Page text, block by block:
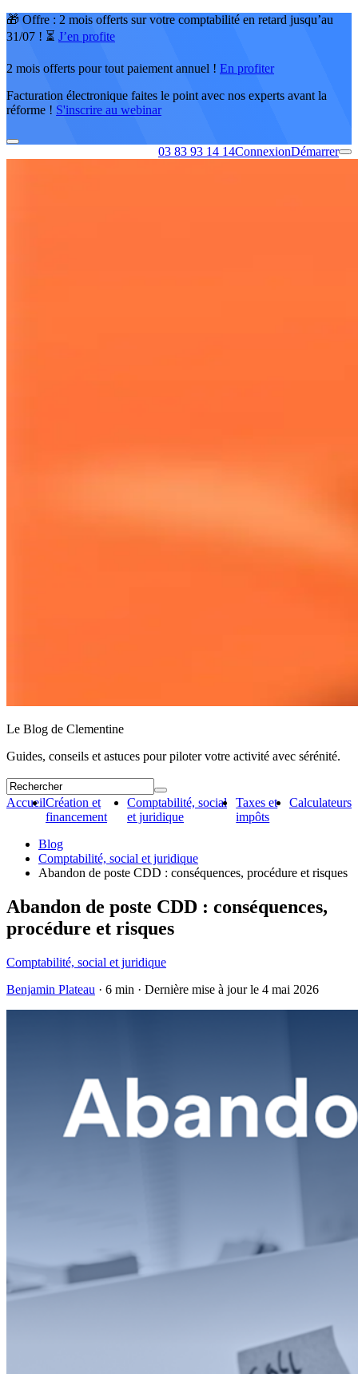
🎁 Offre : 2 mois offerts sur votre comptabilité en retard jusqu’au
31/07 ! ⏳ J’en profite
2 mois offerts pour tout paiement annuel ! En profiter
Facturation électronique faites le point avec nos experts avant la
réforme ! S'inscrire au webinar
03 83 93 14 14ConnexionDémarrer
Le Blog de Clementine
Guides, conseils et astuces pour piloter votre activité avec sérénité.
AccueilCréation et
financement
Comptabilité, social
et juridique
Taxes et
impôts
Calculateurs
Blog
Comptabilité, social et juridique
Abandon de poste CDD : conséquences, procédure et risques
Abandon de poste CDD : conséquences,
procédure et risques
Comptabilité, social et juridique
Benjamin Plateau · 6 min · Dernière mise à jour le 4 mai 2026